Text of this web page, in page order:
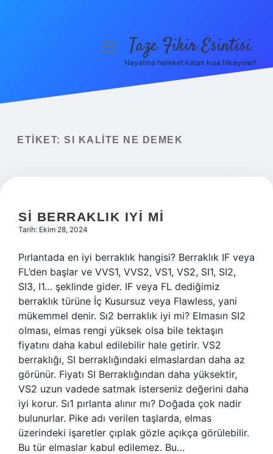
Yasal Uyarı
menüyüTaze Fikir Esintisi
Hayatına hareket katan kısa hikayeler!
ETIKET: SI KALITE NE DEMEK
SI BERRAKLIK IYI MI
Tarih: Ekim 28, 2024
Pırlantada en iyi berraklık hangisi? Berraklık IF veya
FL’den başlar ve VVS1, VVS2, VS1, VS2, SI1, SI2,
SI3, I1… şeklinde gider. IF veya FL dediğimiz
berraklık türüne İç Kusursuz veya Flawless, yani
mükemmel denir. Sı2 berraklık iyi mi? Elmasın SI2
olması, elmas rengi yüksek olsa bile tektaşın
fiyatını daha kabul edilebilir hale getirir. VS2
berraklığı, SI berraklığındaki elmaslardan daha az
görünür. Fiyatı SI Berraklığından daha yüksektir,
VS2 uzun vadede satmak isterseniz değerini daha
iyi korur. Sı1 pırlanta alınır mı? Doğada çok nadir
bulunurlar. Pike adı verilen taşlarda, elmas
üzerindeki işaretler çıplak gözle açıkça görülebilir.
Bu tür elmaslar kabul edilemez. Bu…